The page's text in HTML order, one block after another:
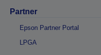
Partner
Epson Partner Portal
LPGA